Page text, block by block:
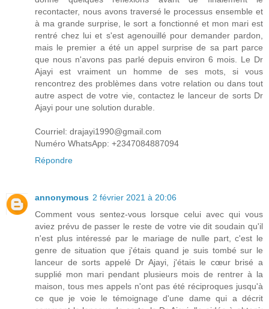
recontacter, nous avons traversé le processus ensemble et
à ma grande surprise, le sort a fonctionné et mon mari est
rentré chez lui et s'est agenouillé pour demander pardon,
mais le premier a été un appel surprise de sa part parce
que nous n'avons pas parlé depuis environ 6 mois. Le Dr
Ajayi est vraiment un homme de ses mots, si vous
rencontrez des problèmes dans votre relation ou dans tout
autre aspect de votre vie, contactez le lanceur de sorts Dr
Ajayi pour une solution durable.
Courriel: drajayi1990@gmail.com
Numéro WhatsApp: +2347084887094
Répondre
annonymous 2 février 2021 à 20:06
Comment vous sentez-vous lorsque celui avec qui vous
aviez prévu de passer le reste de votre vie dit soudain qu'il
n'est plus intéressé par le mariage de nulle part, c'est le
genre de situation que j'étais quand je suis tombé sur le
lanceur de sorts appelé Dr Ajayi, j'étais le cœur brisé a
supplié mon mari pendant plusieurs mois de rentrer à la
maison, tous mes appels n'ont pas été réciproques jusqu'à
ce que je voie le témoignage d'une dame qui a décrit